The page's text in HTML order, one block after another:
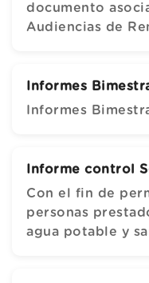
documento
Audiencias de
Informes
Informes
Informe control
Con el fin de
personas
agua potable y